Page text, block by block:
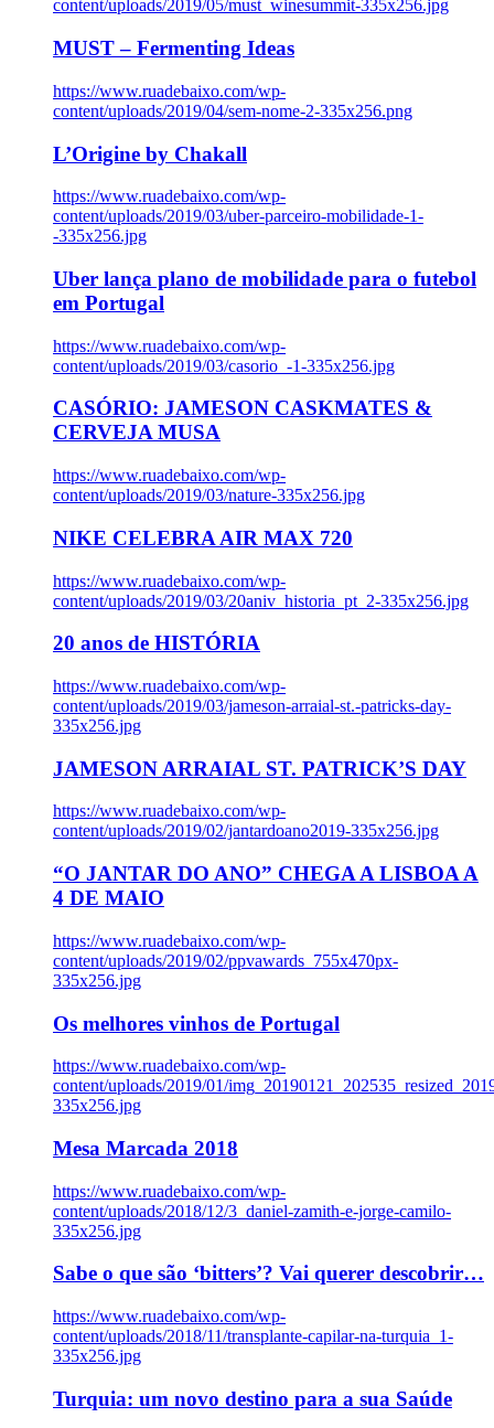
content/uploads/2019/05/must_winesummit-335x256.jpg
MUST – Fermenting Ideas
https://www.ruadebaixo.com/wp-
content/uploads/2019/04/sem-nome-2-335x256.png
L’Origine by Chakall
https://www.ruadebaixo.com/wp-
content/uploads/2019/03/uber-parceiro-mobilidade-1-
-335x256.jpg
Uber lança plano de mobilidade para o futebol
em Portugal
https://www.ruadebaixo.com/wp-
content/uploads/2019/03/casorio_-1-335x256.jpg
CASÓRIO: JAMESON CASKMATES &
CERVEJA MUSA
https://www.ruadebaixo.com/wp-
content/uploads/2019/03/nature-335x256.jpg
NIKE CELEBRA AIR MAX 720
https://www.ruadebaixo.com/wp-
content/uploads/2019/03/20aniv_historia_pt_2-335x256.jpg
20 anos de HISTÓRIA
https://www.ruadebaixo.com/wp-
content/uploads/2019/03/jameson-arraial-st.-patricks-day-
335x256.jpg
JAMESON ARRAIAL ST. PATRICK’S DAY
https://www.ruadebaixo.com/wp-
content/uploads/2019/02/jantardoano2019-335x256.jpg
“O JANTAR DO ANO” CHEGA A LISBOA A
4 DE MAIO
https://www.ruadebaixo.com/wp-
content/uploads/2019/02/ppvawards_755x470px-
335x256.jpg
Os melhores vinhos de Portugal
https://www.ruadebaixo.com/wp-
content/uploads/2019/01/
335x256.jpg
Mesa Marcada 2018
https://www.ruadebaixo.com/wp-
content/uploads/2018/12/3_daniel-zamith-e-jorge-camilo-
335x256.jpg
Sabe o que são ‘bitters’? Vai querer descobrir…
https://www.ruadebaixo.com/wp-
content/uploads/2018/11/transplante-capilar-na-turquia_1-
335x256.jpg
Turquia: um novo destino para a sua Saúde